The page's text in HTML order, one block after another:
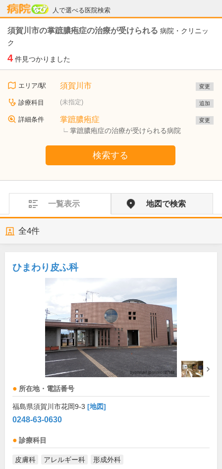
人で選べる医院検索
病院なび
須賀川市の掌蹠膿疱症の治療が受けられる 病院・クリニッ
ク
4 件見つかりました
エリア/駅 須賀川市 変更
診療科目 (未指定) 追加
詳細条件 掌蹠膿疱症
掌蹠膿疱症の治療が受けられる病院
変更
検索する
一覧表示 地図で検索
全4件
ひまわり皮ふ科
所在地・電話番号
福島県須賀川市花岡9-3 [地図]
0248-63-0630
診療科目
皮膚科 アレルギー科 形成外科